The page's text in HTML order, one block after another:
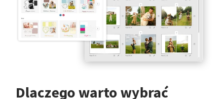
Dlaczego warto wybrać